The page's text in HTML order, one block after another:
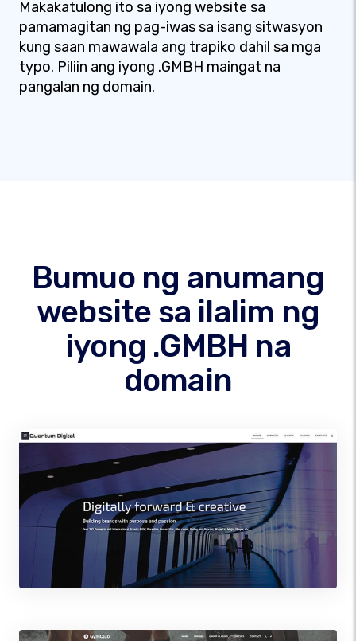
Makakatulong ito sa iyong website sa
pamamagitan ng pag-iwas sa isang sitwasyon
kung saan mawawala ang trapiko dahil sa mga
typo. Piliin ang iyong .GMBH maingat na
pangalan ng domain.
Bumuo ng anumang
website sa ilalim ng
iyong .GMBH na
domain